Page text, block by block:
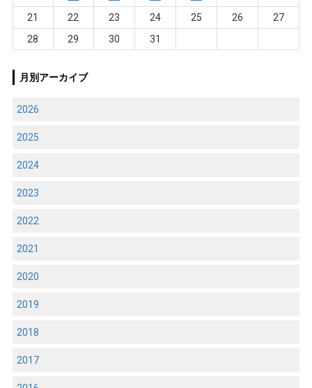
21
22 23 24 25 26
27
28
29 30 31
月別アーカイブ
2026
2025
2024
2023
2022
2021
2020
2019
2018
2017